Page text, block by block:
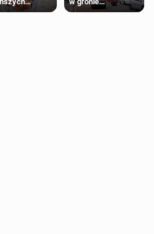
najlepszych